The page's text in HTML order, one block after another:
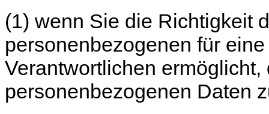
(1) wenn Sie die Richtigkeit
personenbezogenen für
Verantwortlichen
personenbezogenen Daten